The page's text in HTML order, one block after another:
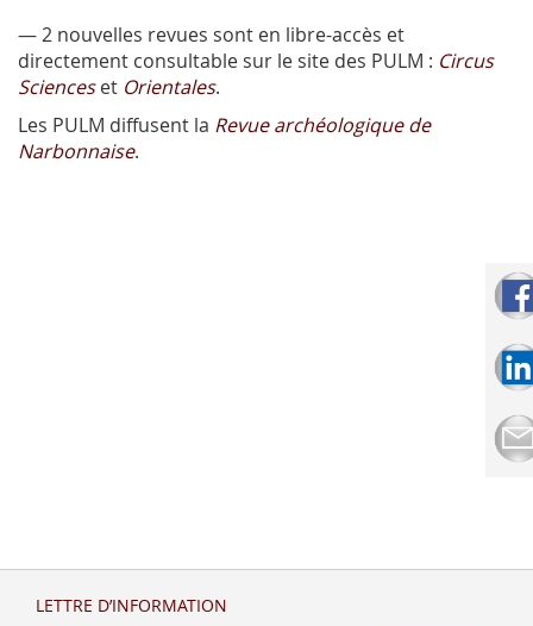
— 2 nouvelles revues sont en libre-accès et
directement consultable sur le site des PULM : Circus
Scienceset Orientales.
Les PULM diffusent la Revue archéologique de
Narbonnaise.
LETTRE D’INFORMATION